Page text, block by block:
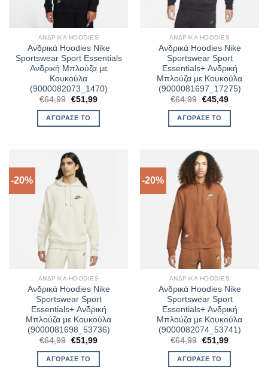
ΑΝΔΡΙΚΆ HOODIES
Ανδρικά Hoodies Nike
Sportswear Sport Essentials
Ανδρική Μπλούζα με
Κουκούλα
(9000082073_1470)
€64,99 Original
was:
€64,99.
€51,99Η
ΑΓΌΡΑΣΈ ΤΟ
ΑΝΔΡΙΚΆ HOODIES
Ανδρικά Hoodies Nike
Sportswear Sport
Essentials+ Ανδρική
Μπλούζα με Κουκούλα
(9000081697_17275)
€64,99 Original
was:
€64,99.
€45,49Η
ΑΓΌΡΑΣΈ ΤΟ
-20%
ΑΝΔΡΙΚΆ HOODIES
Ανδρικά Hoodies Nike
Sportswear Sport
Essentials+ Ανδρική
Μπλούζα με Κουκούλα
(9000081698_53736)
€64,99 Original
was:
€64,99.
€51,99Η
ΑΓΌΡΑΣΈ ΤΟ
-20%
ΑΝΔΡΙΚΆ HOODIES
Ανδρικά Hoodies Nike
Sportswear Sport
Essentials+ Ανδρική
Μπλούζα με Κουκούλα
(9000082074_53741)
€64,99 Original
was:
€64,99.
€51,99Η
ΑΓΌΡΑΣΈ ΤΟ